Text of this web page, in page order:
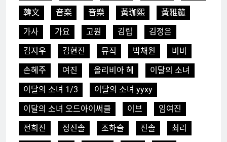
韓文
音楽 音樂 黃珈熙
黃雅蓏
가사
가요 고원 김립
김정은
김지우
김현진 뮤직 박채원
비비
손혜주
여진 올리비아 혜
이달의 소녀
이달의 소녀 1/3
이달의 소녀 yyxy
이달의 소녀 오드아이써클
이브
임여진
전희진
정진솔 조하슬 진솔
최리